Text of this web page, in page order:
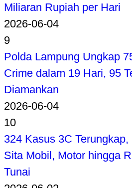
Miliaran Rupiah per Hari
2026-06-04
9
Polda Lampung Ungkap
Crime dalam 19 Hari, 95
Diamankan
2026-06-04
10
324 Kasus 3C
Sita Mobil, Motor hingga
Tunai